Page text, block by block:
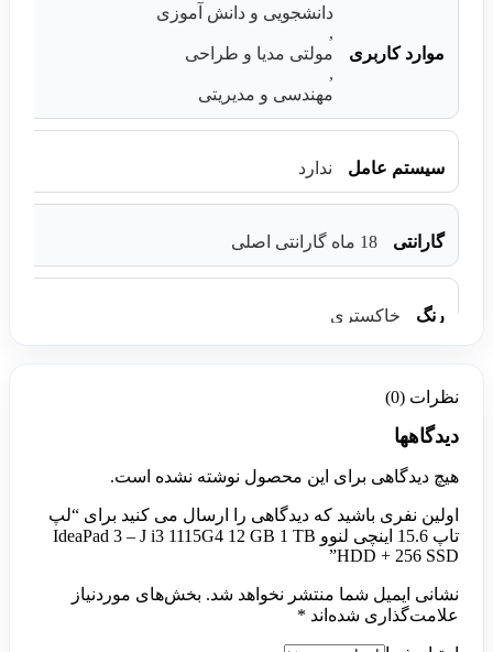
موارد کاربری
دانشجویی و دانش آموزی
,
مولتی مدیا و طراحی
,
مهندسی و مدیریتی
سیستم عامل ندارد
گارانتی 18 ماه گارانتی اصلی
رنگ خاکستری
نظرات (0)
دیدگاهها
هیچ دیدگاهی برای این محصول نوشته نشده است.
اولین نفری باشید که دیدگاهی را ارسال می کنید برای “لپ
تاپ 15.6 اینچی لنوو IdeaPad 3 – J i3 1115G4 12 GB 1 TB
HDD + 256 SSD”
نشانی ایمیل شما منتشر نخواهد شد. بخش‌های موردنیاز
علامت‌گذاری شده‌اند *